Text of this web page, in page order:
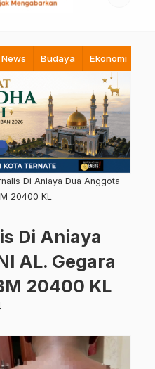
Budaya Ekonomi
Di Aniaya Dua Anggota
20400 KL
Di Aniaya
AL. Gegara
20400 KL